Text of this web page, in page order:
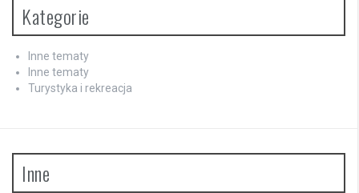
Kategorie
Inne tematy
Inne tematy
Turystyka i rekreacja
Inne